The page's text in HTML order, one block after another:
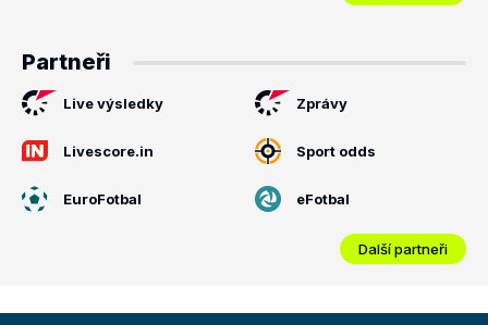
Partneři
Live výsledky Zprávy
Livescore.in Sport odds
EuroFotbal eFotbal
Další partneři